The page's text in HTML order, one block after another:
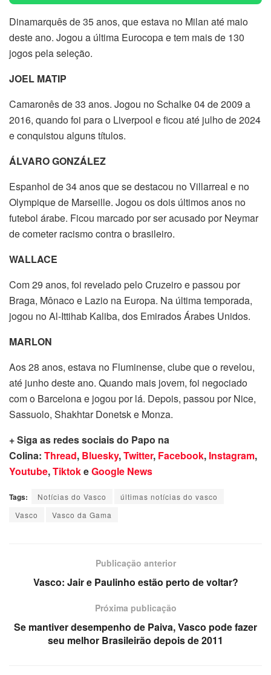
Dinamarquês de 35 anos, que estava no Milan até maio
deste ano. Jogou a última Eurocopa e tem mais de 130
jogos pela seleção.
JOEL MATIP
Camaronês de 33 anos. Jogou no Schalke 04 de 2009 a
2016, quando foi para o Liverpool e ficou até julho de 2024
e conquistou alguns títulos.
ÁLVARO GONZÁLEZ
Espanhol de 34 anos que se destacou no Villarreal e no
Olympique de Marseille. Jogou os dois últimos anos no
futebol árabe. Ficou marcado por ser acusado por Neymar
de cometer racismo contra o brasileiro.
WALLACE
Com 29 anos, foi revelado pelo Cruzeiro e passou por
Braga, Mônaco e Lazio na Europa. Na última temporada,
jogou no Al-Ittihab Kaliba, dos Emirados Árabes Unidos.
MARLON
Aos 28 anos, estava no Fluminense, clube que o revelou,
até junho deste ano. Quando mais jovem, foi negociado
com o Barcelona e jogou por lá. Depois, passou por Nice,
Sassuolo, Shakhtar Donetsk e Monza.
+ Siga as redes sociais do Papo na
Colina: Thread, Bluesky,Twitter, Facebook, Instagram,
Youtube,TiktokeGoogle News
Tags: Notícias do Vasco
últimas notícias do vasco
Vasco
Vasco da Gama
Publicação anterior
Vasco: Jair e Paulinho estão perto de voltar?
Próxima publicação
Se mantiver desempenho de Paiva, Vasco pode fazer
seu melhor Brasileirão depois de 2011